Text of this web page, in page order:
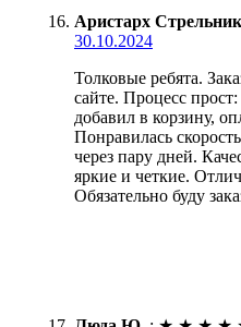
Аристарх
30.10.2024
Толковые ребята.
сайте. Процесс
добавил в корзину,
Понравилась
через пару дней.
яркие и четкие.
Обязательно буду